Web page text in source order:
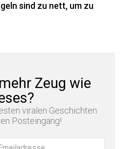
sind zu nett, um zu
Zeug wie
viralen Geschichten
Posteingang!